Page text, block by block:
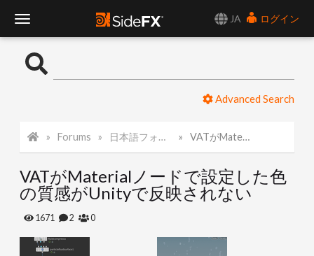
JA
ログイン
o
l
e
Advanced Search
Forums 日本語フォーラム VATがMaterialノードで設定した色の質感がUnityで反映されない
VATがMaterialノードで設定した色
の質感がUnityで反映されない
1671 2 0